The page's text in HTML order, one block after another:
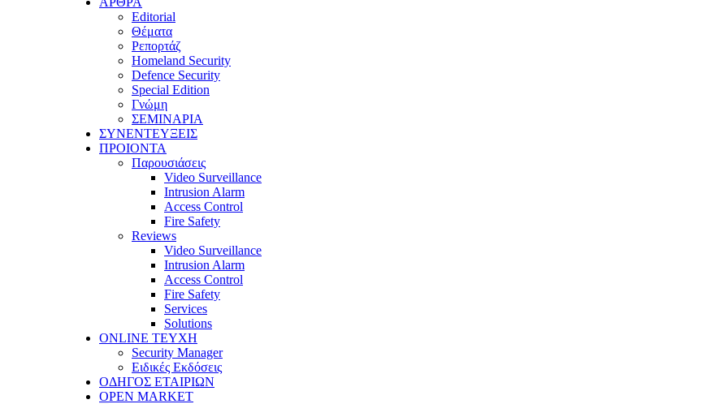
Editorial
Θέματα
Ρεπορτάζ
Homeland Security
Defence Security
Special Edition
Γνώμη
ΣΕΜΙΝΑΡΙΑ
ΣΥΝΕΝΤΕΥΞΕΙΣ
ΠΡΟΙΟΝΤΑ
Παρουσιάσεις
Video Surveillance
Intrusion Alarm
Access Control
Fire Safety
Reviews
Video Surveillance
Intrusion Alarm
Access Control
Fire Safety
Services
Solutions
ONLINE TEYXH
Security Manager
Ειδικές Εκδόσεις
ΟΔΗΓΟΣ ΕΤΑΙΡΙΩΝ
OPEN MARKET